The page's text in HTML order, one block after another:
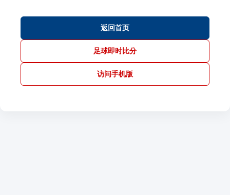
返回首页
足球即时比分
访问手机版